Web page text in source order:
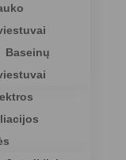
Baseinų